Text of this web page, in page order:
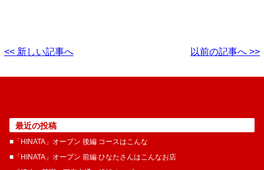
<< 新しい記事へ 以前の記事へ >>
最近の投稿
■「HINATA」オープン 後編 コースはこんな
■「HINATA」オープン 前編 ひなたさんはこんなお店